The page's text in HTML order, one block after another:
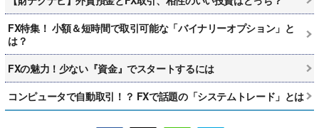
FX特集！ 小額＆短時間で取引可能な「バイナリーオプション」と
は？
FXの魅力！少ない『資金』でスタートするには
コンピュータで自動取引！？ FXで話題の「システムトレード」とは